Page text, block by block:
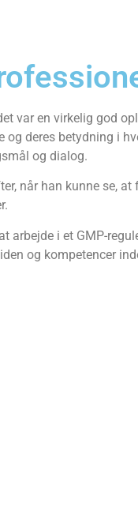
var en virkelig god
deres betydning i
og dialog.
når han kunne se,
i et GMP-
og kompetencer